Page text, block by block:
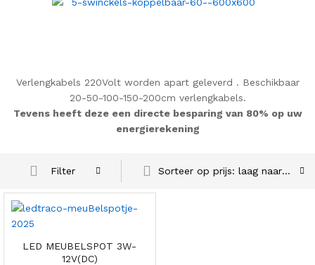
Verlengkabels 220Volt worden apart geleverd . Beschikbaar
20-50-100-150-200cm verlengkabels.
Tevens heeft deze een directe besparing van 80% op uw
energierekening
Filter Sorteer op prijs: laag naar hoog
LED MEUBELSPOT 3W-
12V(DC)